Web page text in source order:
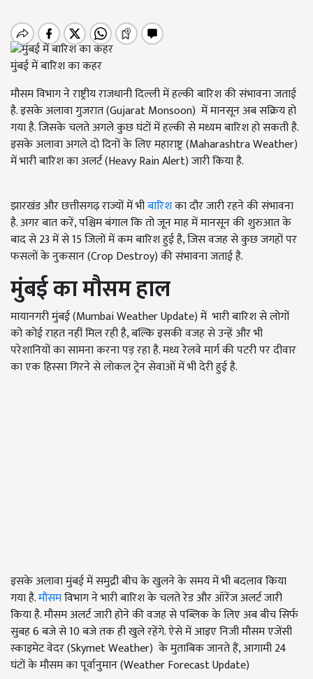
मुंबई में बारिश का कहर
मौसम विभाग ने राष्ट्रीय राजधानी दिल्ली में हल्की बारिश की संभावना जताई
है. इसके अलावा गुजरात (Gujarat Monsoon) में मानसून अब सक्रिय हो
गया है. जिसके चलते अगले कुछ घंटों में हल्की से मध्यम बारिश हो सकती है.
इसके अलावा अगले दो दिनों के लिए महाराष्ट्र (Maharashtra Weather)
में भारी बारिश का अलर्ट (Heavy Rain Alert) जारी किया है.
झारखंड और छत्तीसगढ़ राज्यों में भीबारिशका दौर जारी रहने की संभावना
है. अगर बात करें, पश्चिम बंगाल कि तो जून माह में मानसून की शुरुआत के
बाद से 23 में से 15 जिलों में कम बारिश हुई है, जिस वजह से कुछ जगहों पर
फसलों के नुकसान (Crop Destroy) की संभावना जताई है.
मुंबई का मौसम हाल
मायानगरी मुंबई (Mumbai Weather Update) में भारी बारिश से लोगों
को कोई राहत नहीं मिल रही है, बल्कि इसकी वजह से उन्हें और भी
परेशानियों का सामना करना पड़ रहा है. मध्य रेलवे मार्ग की पटरी पर दीवार
का एक हिस्सा गिरने से लोकल ट्रेन सेवाओं में भी देरी हुई है.
इसके अलावा मुंबई में समुद्री बीच के खुलने के समय में भी बदलाव किया
गया है.मौसमविभाग ने भारी बारिश के चलते रेड और ऑरेंज अलर्ट जारी
किया है. मौसम अलर्ट जारी होने की वजह से पब्लिक के लिए अब बीच सिर्फ
सुबह 6 बजे से 10 बजे तक ही खुले रहेंगे. ऐसे में आइए निजी मौसम एजेंसी
स्काइमेट वेदर (Skymet Weather) के मुताबिक जानते हैं, आगामी 24
घंटों के मौसम का पूर्वानुमान (Weather Forecast Update)